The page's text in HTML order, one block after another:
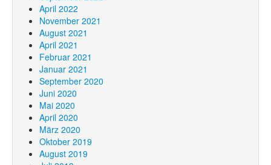
April 2022
November 2021
August 2021
April 2021
Februar 2021
Januar 2021
September 2020
Juni 2020
Mai 2020
April 2020
März 2020
Oktober 2019
August 2019